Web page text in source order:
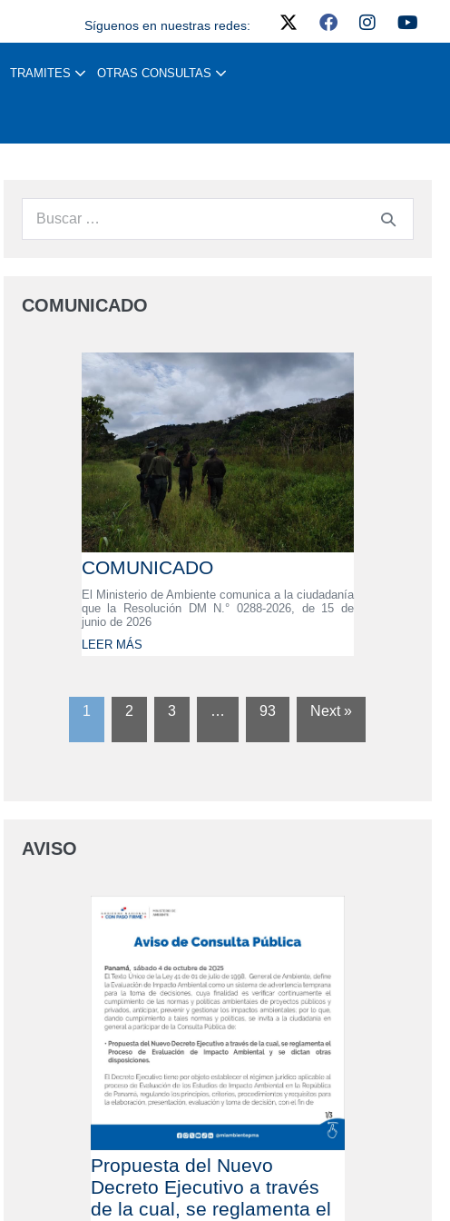
Síguenos en nuestras redes:
TRAMITES OTRAS CONSULTAS
COMUNICADO
COMUNICADO
El Ministerio de Ambiente comunica a la ciudadanía
que la Resolución DM N.° 0288-2026, de 15 de
junio de 2026
LEER MÁS
1 2 3 … 93 Next »
AVISO
Propuesta del Nuevo
Decreto Ejecutivo a través
de la cual, se reglamenta el